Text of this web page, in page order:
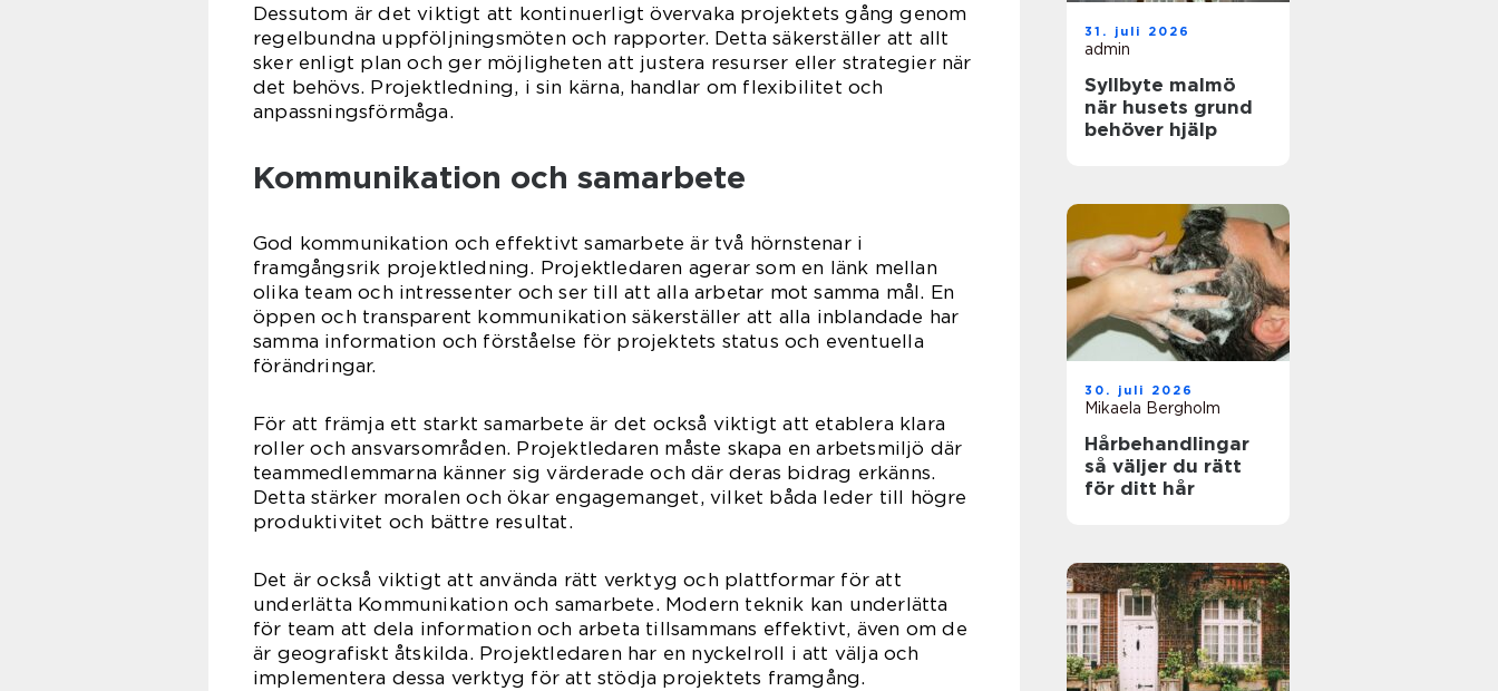
Dessutom är det viktigt att kontinuerligt övervaka projektets gång genom
regelbundna uppföljningsmöten och rapporter. Detta säkerställer att allt
sker enligt plan och ger möjligheten att justera resurser eller strategier när
det behövs. Projektledning, i sin kärna, handlar om flexibilitet och
anpassningsförmåga.
Kommunikation och samarbete
God kommunikation och effektivt samarbete är två hörnstenar i
framgångsrik projektledning. Projektledaren agerar som en länk mellan
olika team och intressenter och ser till att alla arbetar mot samma mål. En
öppen och transparent kommunikation säkerställer att alla inblandade har
samma information och förståelse för projektets status och eventuella
förändringar.
För att främja ett starkt samarbete är det också viktigt att etablera klara
roller och ansvarsområden. Projektledaren måste skapa en arbetsmiljö där
teammedlemmarna känner sig värderade och där deras bidrag erkänns.
Detta stärker moralen och ökar engagemanget, vilket båda leder till högre
produktivitet och bättre resultat.
Det är också viktigt att använda rätt verktyg och plattformar för att
underlätta Kommunikation och samarbete. Modern teknik kan underlätta
för team att dela information och arbeta tillsammans effektivt, även om de
är geografiskt åtskilda. Projektledaren har en nyckelroll i att välja och
implementera dessa verktyg för att stödja projektets framgång.
31. juli 2026
admin
Syllbyte malmö
när husets grund
behöver hjälp
30. juli 2026
Mikaela Bergholm
Hårbehandlingar
så väljer du rätt
för ditt hår